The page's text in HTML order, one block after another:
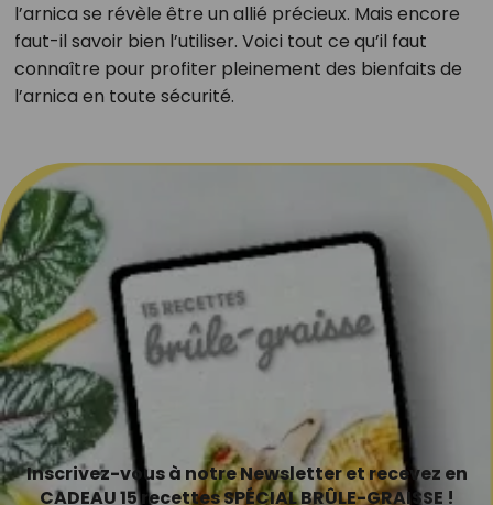
l’arnica se révèle être un allié précieux. Mais encore
faut-il savoir bien l’utiliser. Voici tout ce qu’il faut
connaître pour profiter pleinement des bienfaits de
l’arnica en toute sécurité.
Inscrivez-vous à notre Newsletter et recevez en
CADEAU 15 recettes SPÉCIAL BRÛLE-GRAISSE !